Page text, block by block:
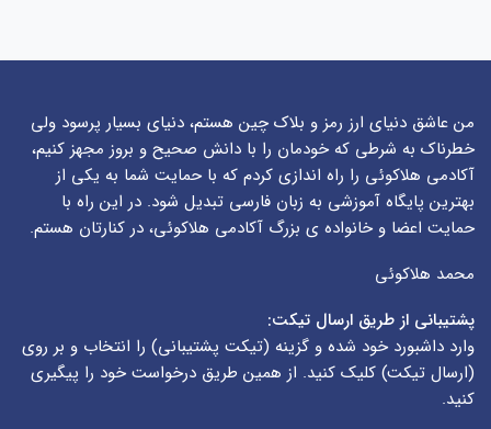
من عاشق دنیای ارز رمز و بلاک چین هستم، دنیای بسیار پرسود ولی
خطرناک به شرطی که خودمان را با دانش صحیح و بروز مجهز کنیم،
آکادمی هلاکوئی را راه اندازی کردم که با حمایت شما به یکی از
بهترین پایگاه آموزشی به زبان فارسی تبدیل شود. در این راه با
حمایت اعضا و خانواده ی بزرگ آکادمی هلاکوئی، در کنارتان هستم.
محمد هلاکوئی
پشتیبانی از طریق ارسال تیکت:
وارد داشبورد خود شده و گزینه (تیکت پشتیبانی) را انتخاب و بر روی
(ارسال تیکت) کلیک کنید. از همین طریق درخواست خود را پیگیری
کنید.